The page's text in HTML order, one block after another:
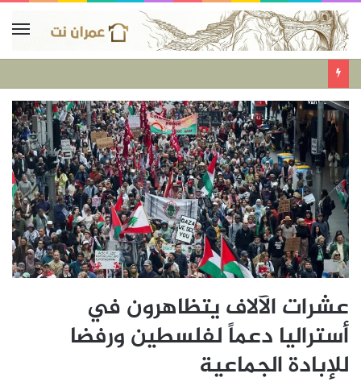
عشرات الآلاف يتظاهرون في
أستراليا دعماً لفلسطين ورفضا
للإبادة الجماعية